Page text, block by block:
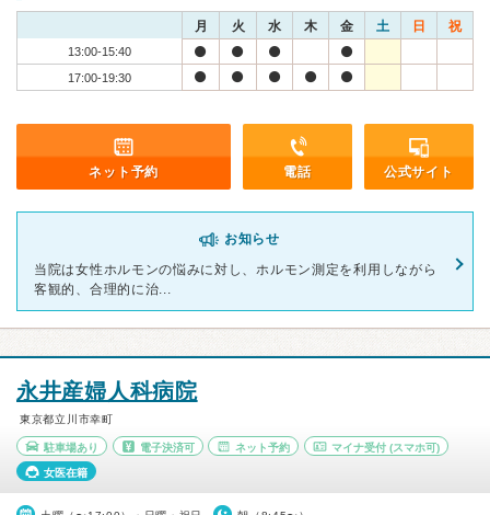
月 火 水 木 金 土 日 祝
13:00-15:40
17:00-19:30
ネット予約 電話 公式サイト
お知らせ
当院は女性ホルモンの悩みに対し、ホルモン測定を利用しながら
客観的、合理的に治...
永井産婦人科病院
東京都立川市幸町
駐車場あり 電子決済可 ネット予約 マイナ受付 (スマホ可)
女医在籍